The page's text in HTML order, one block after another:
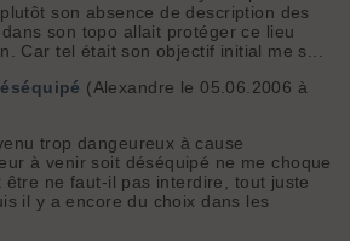
son absence de description des
son topo allait protéger ce lieu
Car tel était son objectif initial me s...
(Alexandre le 05.06.2006 à
trop dangeureux à cause
à venir soit déséquipé ne me choque
être ne faut-il pas interdire, tout juste
il y a encore du choix dans les